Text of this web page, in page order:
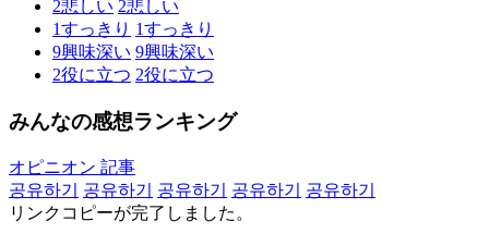
2悲しい 2悲しい
1すっきり 1すっきり
9興味深い 9興味深い
2役に立つ 2役に立つ
みんなの感想ランキング
オピニオン 記事
공유하기
공유하기 공유하기 공유하기
공유하기
リンクコピーが完了しました。